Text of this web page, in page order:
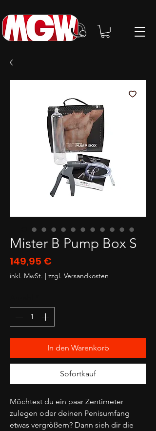
Mister B Pump Box S
149,95 €
inkl. MwSt. | zzgl. Versandkosten
In den Warenkorb
Sofortkauf
Möchtest du ein paar Zentimeter
zulegen oder deinen Penisumfang
etwas vergrößern? Dann sieh dir die